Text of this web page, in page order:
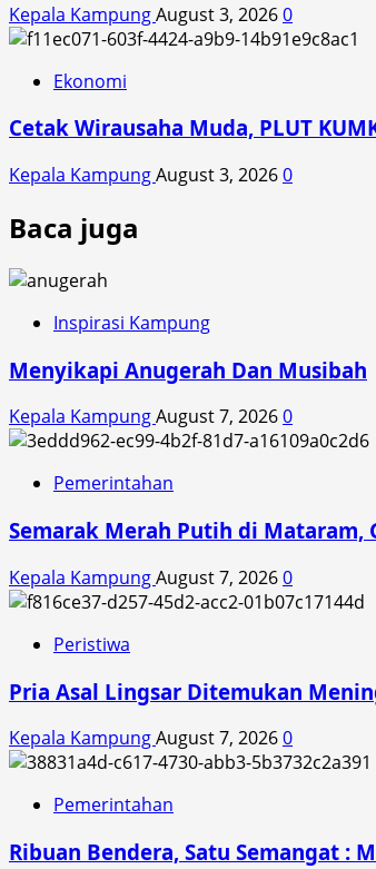
Kepala KampungAugust 3, 20260
Ekonomi
Cetak Wirausaha Muda, PLUT
Kepala KampungAugust 3, 20260
Baca juga
Inspirasi Kampung
Menyikapi Anugerah Dan Musibah
Kepala KampungAugust 7, 20260
Pemerintahan
Semarak Merah Putih di Mataram,
Kepala KampungAugust 7, 20260
Peristiwa
Pria Asal Lingsar Ditemukan
Kepala KampungAugust 7, 20260
Pemerintahan
Ribuan Bendera, Satu Semangat :